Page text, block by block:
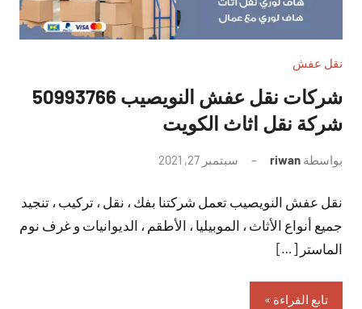
نقل عفش
شركات نقل عفش النويصيب 50993766
شركة نقل اثاث الكويت
بواسطة riwan سبتمبر 27, 2021
تعليقات
نقل عفش النويصيب تعمل شركتنا بفك ، نقل ، تركيب ، تنجيد
جميع أنواع الأثاث ، الموبيليا ، الأطقم ، الديوانيات و غرف نوم
الماستر […]
تابع القراءة